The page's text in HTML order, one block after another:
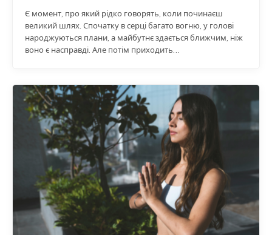
народжуються плани, а майбутнє здається ближчим, ніж
воно є насправді. Але потім приходить…
МОТИВАЦІЙНІ ТЕКСТИ